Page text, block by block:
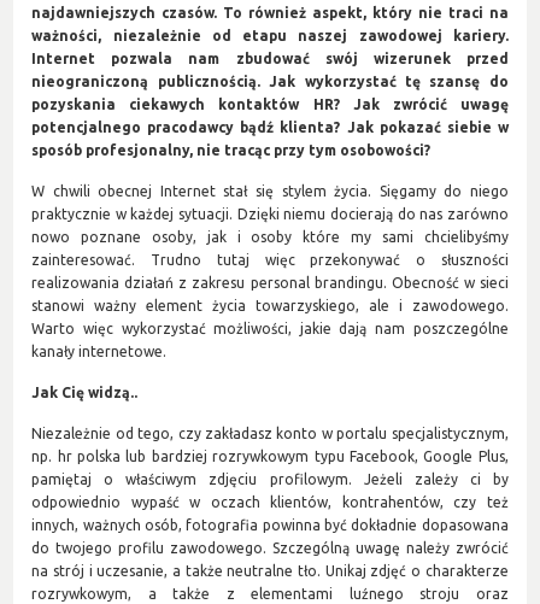
najdawniejszych czasów. To również aspekt, który nie traci na
ważności, niezależnie od etapu naszej zawodowej kariery.
Internet pozwala nam zbudować swój wizerunek przed
nieograniczoną publicznością. Jak wykorzystać tę szansę do
pozyskania ciekawych kontaktów HR? Jak zwrócić uwagę
potencjalnego pracodawcy bądź klienta? Jak pokazać siebie w
sposób profesjonalny, nie tracąc przy tym osobowości?
W chwili obecnej Internet stał się stylem życia. Sięgamy do niego
praktycznie w każdej sytuacji. Dzięki niemu docierają do nas zarówno
nowo poznane osoby, jak i osoby które my sami chcielibyśmy
zainteresować. Trudno tutaj więc przekonywać o słuszności
realizowania działań z zakresu personal brandingu. Obecność w sieci
stanowi ważny element życia towarzyskiego, ale i zawodowego.
Warto więc wykorzystać możliwości, jakie dają nam poszczególne
kanały internetowe.
Jak Cię widzą..
Niezależnie od tego, czy zakładasz konto w portalu specjalistycznym,
np. hr polska lub bardziej rozrywkowym typu Facebook, Google Plus,
pamiętaj o właściwym zdjęciu profilowym. Jeżeli zależy ci by
odpowiednio wypaść w oczach klientów, kontrahentów, czy też
innych, ważnych osób, fotografia powinna być dokładnie dopasowana
do twojego profilu zawodowego. Szczególną uwagę należy zwrócić
na strój i uczesanie, a także neutralne tło. Unikaj zdjęć o charakterze
rozrywkowym, a także z elementami luźnego stroju oraz